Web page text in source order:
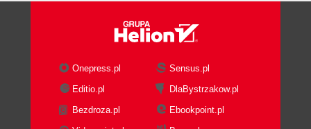
Onepress.pl
Sensus.pl
Editio.pl
DlaBystrzakow.pl
Bezdroza.pl
Ebookpoint.pl